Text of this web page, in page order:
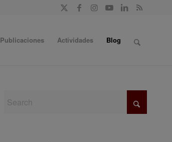
Publicaciones Actividades Blog